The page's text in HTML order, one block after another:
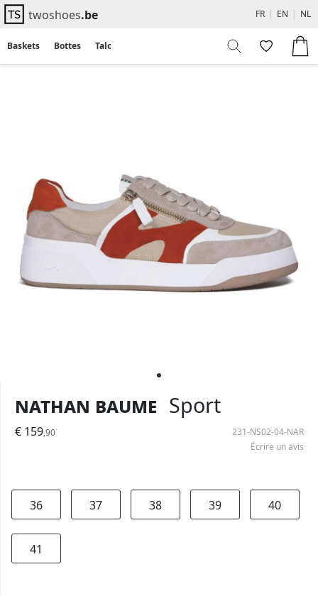
twoshoes.be FR | EN | NL
Baskets Bottes Talons
Nathan Baume Sport
€ 159,90
231-NS02-04-NAR
Écrire un avis
36 37 38 39 40
41